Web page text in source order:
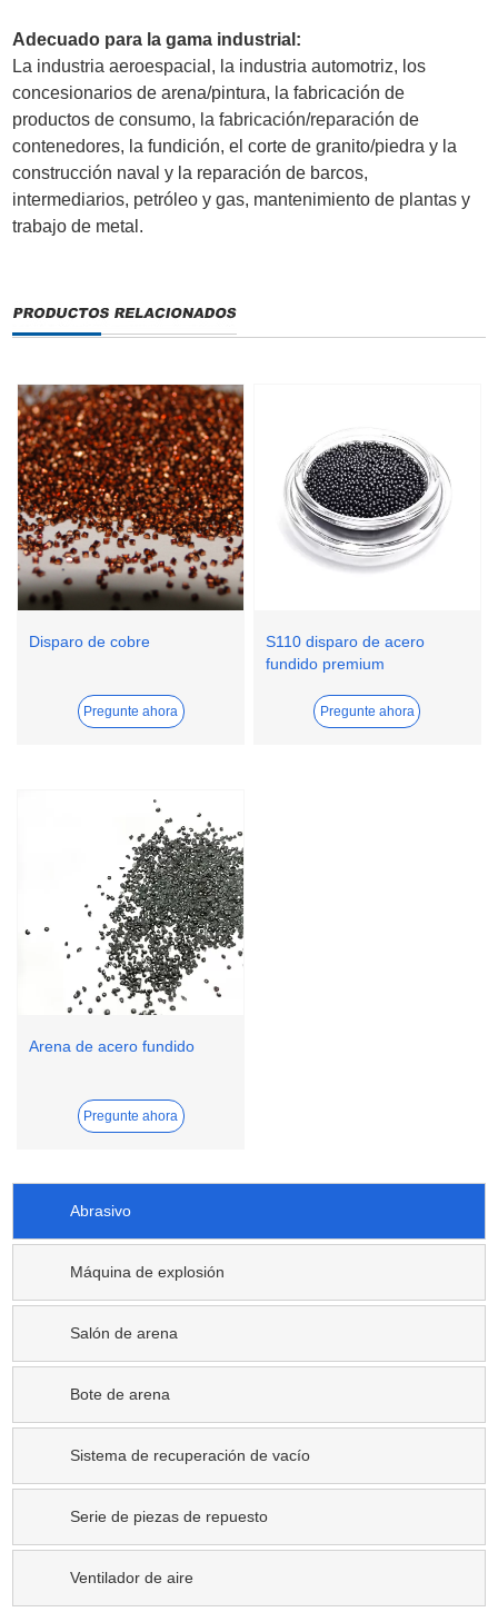
Adecuado para la gama industrial:
La industria aeroespacial, la industria automotriz, los
concesionarios de arena/pintura, la fabricación de
productos de consumo, la fabricación/reparación de
contenedores, la fundición, el corte de granito/piedra y la
construcción naval y la reparación de barcos,
intermediarios, petróleo y gas, mantenimiento de plantas y
trabajo de metal.
Disparo de cobre
Pregunte ahora
S110 disparo de acero
fundido premium
Pregunte ahora
Arena de acero fundido
Pregunte ahora
Abrasivo
Máquina de explosión
Salón de arena
Bote de arena
Sistema de recuperación de vacío
Serie de piezas de repuesto
Ventilador de aire